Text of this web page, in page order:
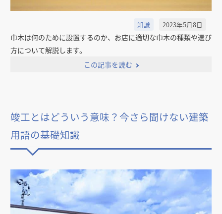
知識 2023年5月8日
巾木は何のために設置するのか、お店に適切な巾木の種類や選び
方について解説します。
この記事を読む
竣工とはどういう意味？今さら聞けない建築
用語の基礎知識